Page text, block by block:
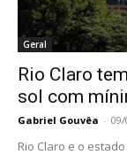
Geral
Rio Claro
sol com
Gabriel Gouvêa - 09/
Rio Claro e o